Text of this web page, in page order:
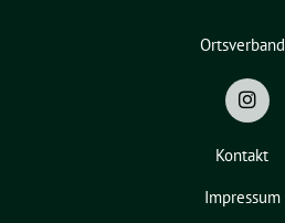
Ortsverband
Kontakt
Impressum